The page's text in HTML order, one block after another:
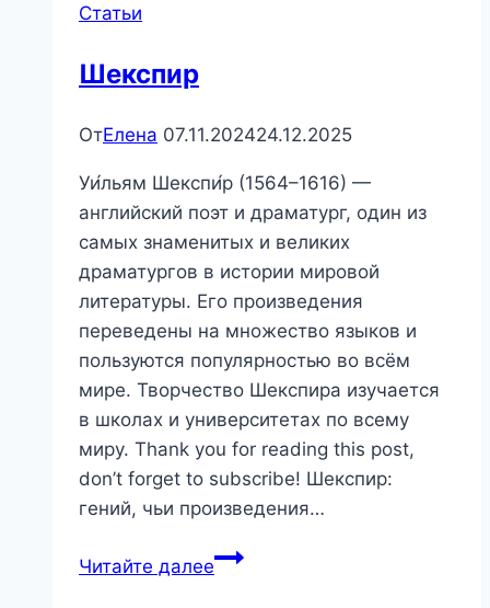
Статьи
Шекспир
ОтЕлена 07.11.202424.12.2025
Уи́льям Шекспи́р (1564–1616) —
английский поэт и драматург, один из
самых знаменитых и великих
драматургов в истории мировой
литературы. Его произведения
переведены на множество языков и
пользуются популярностью во всём
мире. Творчество Шекспира изучается
в школах и университетах по всему
миру. Thank you for reading this post,
don’t forget to subscribe! Шекспир:
гений, чьи произведения…
Читайте далееШекспир